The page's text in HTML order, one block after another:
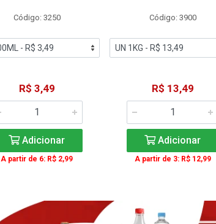
Código: 3250
R$ 3,49
Adicionar
A partir de 6: R$ 2,99
Código: 3900
R$ 13,49
Adicionar
A partir de 3: R$ 12,99